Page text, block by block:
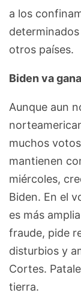
a los
otros países.
Biden va
Aunque aun
muchos
mantienen
miércoles,
Biden. En el
es más
fraude, pide
disturbios y
Cortes.
tierra.